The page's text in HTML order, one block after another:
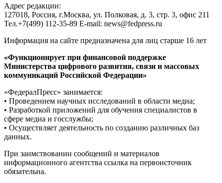
Адрес редакции:
127018, Россия, г.Москва, ул. Полковая, д. 3, стр. 3, офис 211
Тел.+7(499) 112-35-89 E-mail: news@fedpress.ru
Информация на сайте предназначена для лиц старше 16 лет
«Функционирует при финансовой поддержке
Министерства цифрового развития, связи и массовых
коммуникаций Российской Федерации»
«ФедералПресс» занимается:
• Проведением научных исследований в области медиа;
• Разработкой приложений для обучения специалистов в
сфере медиа и госслужбы;
• Осуществляет деятельность по созданию различных баз
данных.
При заимствовании сообщений и материалов
информационного агентства ссылка на первоисточник
обязательна.